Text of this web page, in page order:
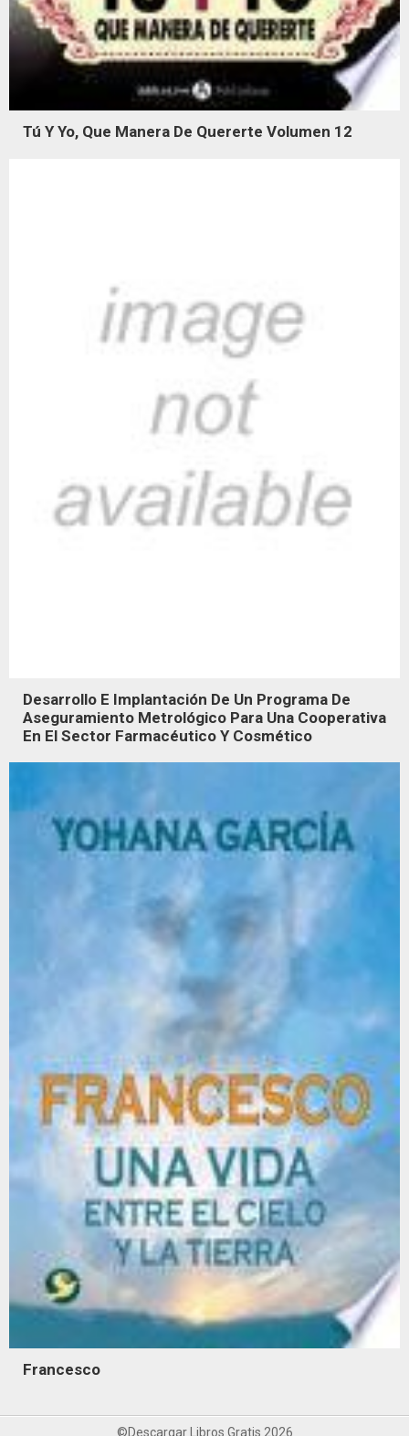
Tú Y Yo, Que Manera De Quererte Volumen 12
Desarrollo E Implantación De Un Programa De
Aseguramiento Metrológico Para Una Cooperativa
En El Sector Farmacéutico Y Cosmético
Francesco
©Descargar Libros Gratis 2026